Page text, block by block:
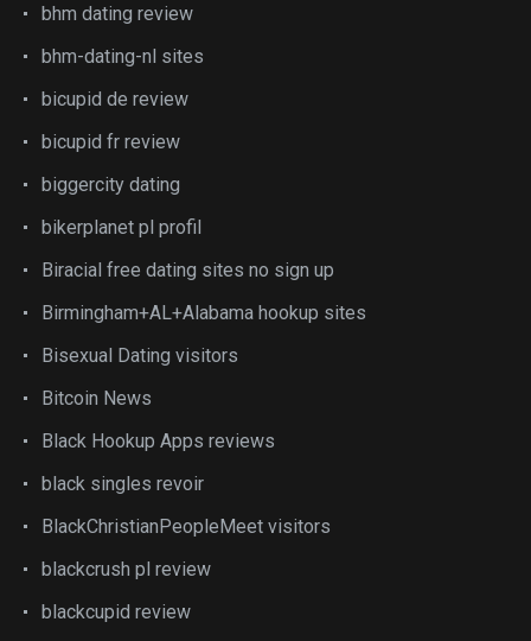
bhm dating review
bhm-dating-nl sites
bicupid de review
bicupid fr review
biggercity dating
bikerplanet pl profil
Biracial free dating sites no sign up
Birmingham+AL+Alabama hookup sites
Bisexual Dating visitors
Bitcoin News
Black Hookup Apps reviews
black singles revoir
BlackChristianPeopleMeet visitors
blackcrush pl review
blackcupid review